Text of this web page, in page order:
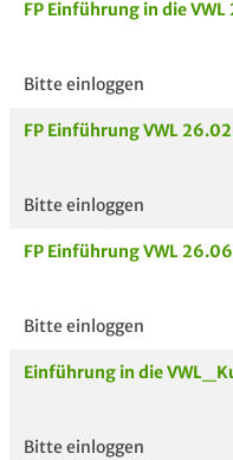
FP Einführung in die
Bitte einloggen
FP Einführung VWL
Bitte einloggen
FP Einführung VWL
Bitte einloggen
Einführung in die
Bitte einloggen